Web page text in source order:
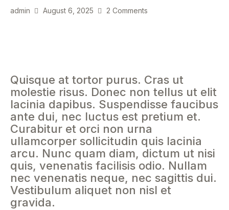
admin August 6, 2025 2 Comments
Quisque at tortor purus. Cras ut
molestie risus. Donec non tellus ut elit
lacinia dapibus. Suspendisse faucibus
ante dui, nec luctus est pretium et.
Curabitur et orci non urna
ullamcorper sollicitudin quis lacinia
arcu. Nunc quam diam, dictum ut nisi
quis, venenatis facilisis odio. Nullam
nec venenatis neque, nec sagittis dui.
Vestibulum aliquet non nisl et
gravida.